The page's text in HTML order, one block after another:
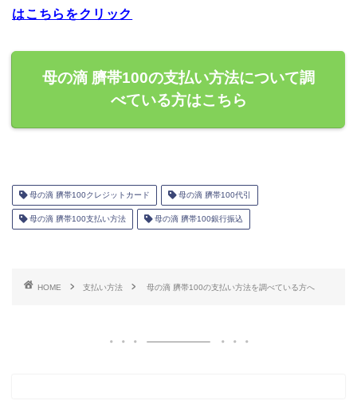
はこちらをクリック
母の滴 臍帯100の支払い方法について調
べている方はこちら
母の滴 臍帯100クレジットカード 母の滴 臍帯100代引
母の滴 臍帯100支払い方法 母の滴 臍帯100銀行振込
HOME 支払い方法 母の滴 臍帯100の支払い方法を調べている方へ